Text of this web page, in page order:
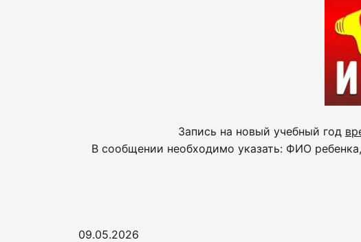
Запись на новый учебный год
В сообщении необходимо указать: ФИО
09.05.2026